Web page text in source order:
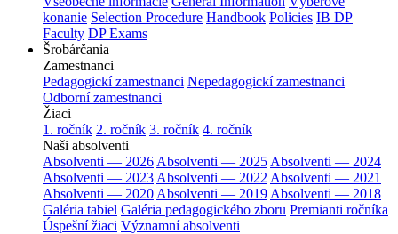
konanie Selection Procedure Handbook Policies IB DP
Faculty DP Exams
Šrobárčania
Zamestnanci
Pedagogickí zamestnanci Nepedagogickí zamestnanci
Odborní zamestnanci
Žiaci
1. ročník 2. ročník 3. ročník 4. ročník
Naši absolventi
Absolventi — 2026 Absolventi — 2025 Absolventi — 2024
Absolventi — 2023 Absolventi — 2022 Absolventi — 2021
Absolventi — 2020 Absolventi — 2019 Absolventi — 2018
Galéria tabiel Galéria pedagogického zboru Premianti ročníka
Úspešní žiaci Významní absolventi